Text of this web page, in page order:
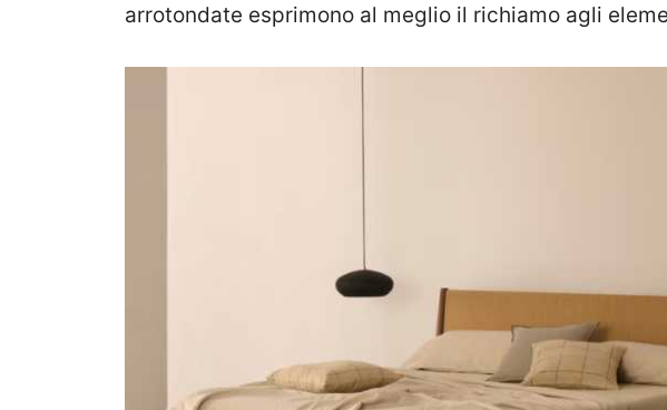
arrotondate esprimono al meglio il richiamo agli